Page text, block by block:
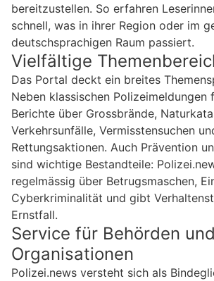
bereitzustellen. So erfahren
schnell, was in ihrer Region oder im
deutschsprachigen Raum passiert.
Vielfältige
Das Portal deckt ein breites
Neben klassischen Polizeimeldungen
Berichte über Grossbrände,
Verkehrsunfälle, Vermisstensuchen
Rettungsaktionen. Auch Prävention
sind wichtige Bestandteile:
regelmässig über Betrugsmaschen,
Cyberkriminalität und gibt
Ernstfall.
Service für Behörden und
Organisationen
Polizei.news versteht sich als